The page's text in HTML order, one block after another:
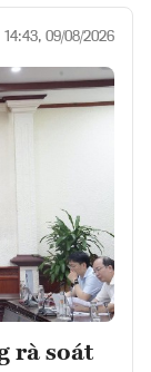
14:43, 09/08/2026
rà soát